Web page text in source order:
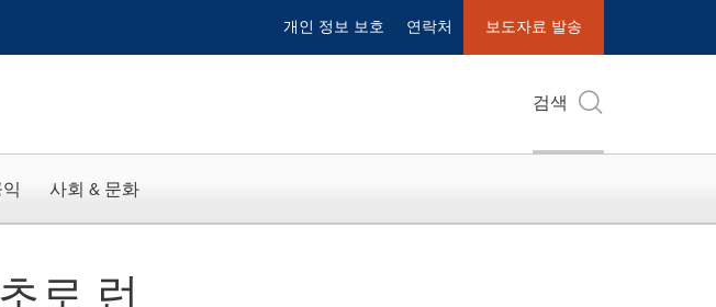
개인 정보 보호 연락처 보도자료 발송
검색
사회 & 문화